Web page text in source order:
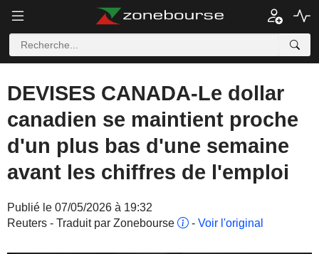
DEVISES CANADA-Le dollar
canadien se maintient proche
d'un plus bas d'une semaine
avant les chiffres de l'emploi
Publié le 07/05/2026 à 19:32
Reuters - Traduit par Zonebourse
- Voir l'original